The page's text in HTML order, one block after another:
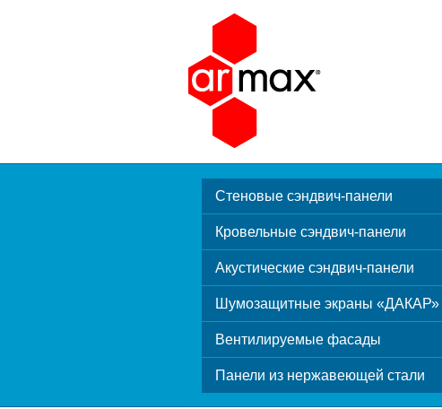
Стеновые сэндвич-панели
Кровельные сэндвич-панели
Акустические сэндвич-панели
Шумозащитные экраны «ДАКАР»
Вентилируемые фасады
Панели из нержавеющей стали